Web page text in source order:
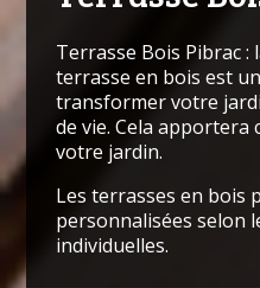
Terrasse Bois Pibrac :
terrasse en bois est
transformervotre
de vie. Cela apportera
votre jardin.
Les terrasses en bois
personnalisées selon
individuelles.